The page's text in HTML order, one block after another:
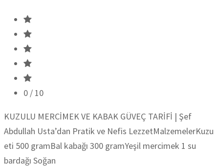
0 / 10
KUZULU MERCİMEK VE KABAK GÜVEÇ TARİFİ | Şef
Abdullah Usta’dan Pratik ve Nefis LezzetMalzemelerKuzu
eti 500 gramBal kabağı 300 gramYeşil mercimek 1 su
bardağı Soğan